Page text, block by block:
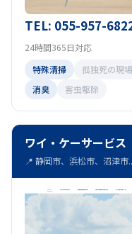
TEL: 055-957-
24時間365日対応
特殊清掃
孤独死の現場
消臭
害虫駆除
ワイ・ケーサービス
📍 静岡市、浜松市、沼津市